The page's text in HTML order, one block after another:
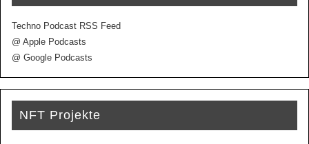
Techno Podcast RSS Feed
@ Apple Podcasts
@ Google Podcasts
NFT Projekte